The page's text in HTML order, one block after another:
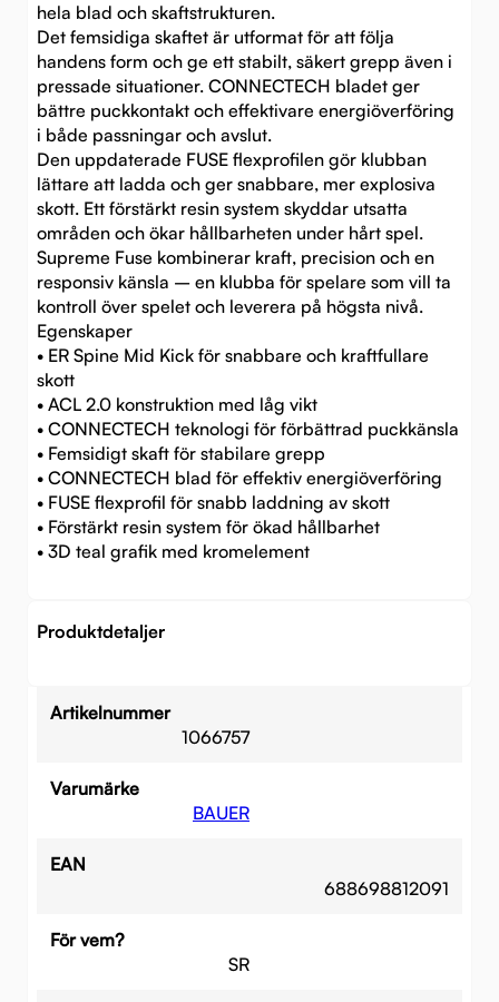
hela blad och skaftstrukturen.
Det femsidiga skaftet är utformat för att följa
handens form och ge ett stabilt, säkert grepp även i
pressade situationer. CONNECTECH bladet ger
bättre puckkontakt och effektivare energiöverföring
i både passningar och avslut.
Den uppdaterade FUSE flexprofilen gör klubban
lättare att ladda och ger snabbare, mer explosiva
skott. Ett förstärkt resin system skyddar utsatta
områden och ökar hållbarheten under hårt spel.
Supreme Fuse kombinerar kraft, precision och en
responsiv känsla – en klubba för spelare som vill ta
kontroll över spelet och leverera på högsta nivå.
Egenskaper
• ER Spine Mid Kick för snabbare och kraftfullare
skott
• ACL 2.0 konstruktion med låg vikt
• CONNECTECH teknologi för förbättrad puckkänsla
• Femsidigt skaft för stabilare grepp
• CONNECTECH blad för effektiv energiöverföring
• FUSE flexprofil för snabb laddning av skott
• Förstärkt resin system för ökad hållbarhet
• 3D teal grafik med kromelement
Produktdetaljer
Artikelnummer
1066757
Varumärke
BAUER
EAN
688698812091
För vem?
SR